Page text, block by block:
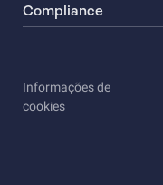
Compliance
Informações de
cookies